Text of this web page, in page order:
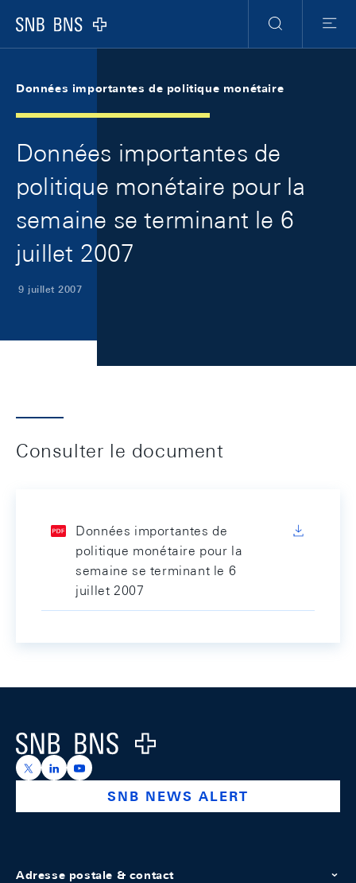
Logo
RechercheMenu
Données importantes de politique monétaire
Données importantes de
politique monétaire pour la
semaine se terminant le 6
juillet 2007
9 juillet 2007
Consulter le document
Données importantes de
politique monétaire pour la
semaine se terminant le 6
juillet 2007
Logo
https://x.com/snb_bns
https://ch.linkedin.com/company/swiss-national-
https://www.youtube.com/@swissnationalbank
SNB NEWS ALERT
Adresse postale & contact